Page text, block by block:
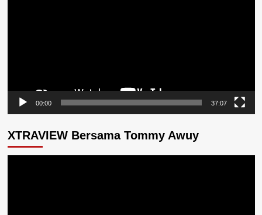
00:00 37:07
XTRAVIEW Bersama Tommy Awuy